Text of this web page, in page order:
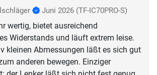
Juni 2026 (TF-IC70PRO-S)
wertig, bietet ausreichend
Widerstands und läuft extrem leise.
kleinen Abmessungen läßt es sich gut
anderen bewegen. Einziger